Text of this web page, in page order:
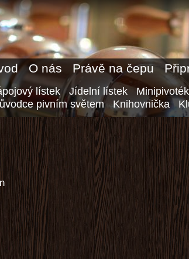
O nás Právě na čepu
lístek Jídelní lístek
pivním světem
Knihovnička